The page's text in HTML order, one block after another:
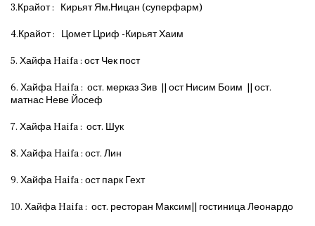
3.Крайот : Кирьят Ям,Ницан (суперфарм)
4.Крайот : Цомет Цриф -Кирьят Хаим
5. Хайфа Haifa : ост Чек пост
6. Хайфа Haifa : ост. мерказ Зив || ост Нисим Боим || ост.
матнас Неве Йосеф
7. Хайфа Haifa : ост. Шук
8. Хайфа Haifa : ост. Лин
9. Хайфа Haifa : ост парк Гехт
10. Хайфа Haifa : ост. ресторан Максим|| гостиница Леонардо